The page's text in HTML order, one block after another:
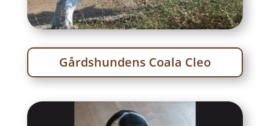
Gårdshundens Coala Cleo